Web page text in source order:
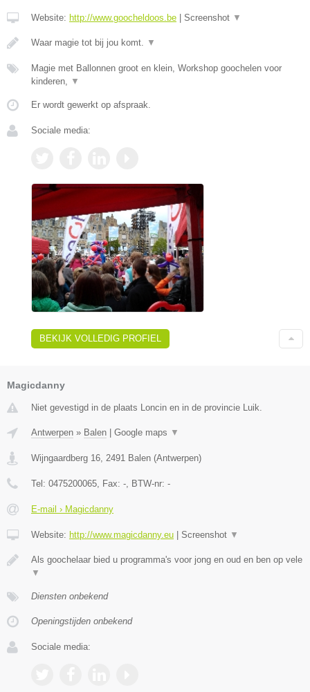
Website: http://www.goocheldoos.be | Screenshot ▼
Waar magie tot bij jou komt. ▼
Magie met Ballonnen groot en klein, Workshop goochelen voor
kinderen,
▼
Er wordt gewerkt op afspraak.
Sociale media:
BEKIJK VOLLEDIG PROFIEL
Magicdanny
Niet gevestigd in de plaats Loncin en in de provincie Luik.
Antwerpen » Balen Google maps ▼
Wijngaardberg 16, 2491 Balen (Antwerpen)
Tel: 0475200065, Fax: -, BTW-nr: -
E-mail › Magicdanny
Website: http://www.magicdanny.eu Screenshot ▼
Als goochelaar bied u programma's voor jong en oud en ben op vele
▼
Diensten onbekend
Openingstijden onbekend
Sociale media: